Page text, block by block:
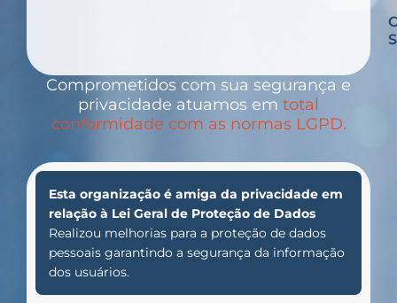
Comprometidos com sua segurança e
privacidade atuamos em total
conformidade com as normas LGPD.
Esta organização é amiga da privacidade em
relação à Lei Geral de Proteção de Dados
Realizou melhorias para a proteção de dados
pessoais garantindo a segurança da informação
dos usuários.